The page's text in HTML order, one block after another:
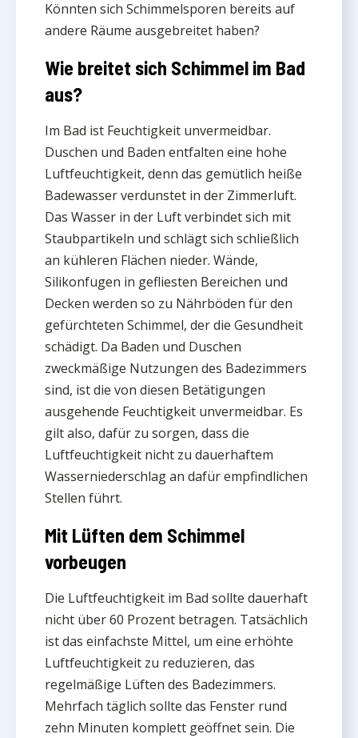
Könnten sich Schimmelsporen bereits auf
andere Räume ausgebreitet haben?
Wie breitet sich Schimmel im Bad
aus?
Im Bad ist Feuchtigkeit unvermeidbar.
Duschen und Baden entfalten eine hohe
Luftfeuchtigkeit, denn das gemütlich heiße
Badewasser verdunstet in der Zimmerluft.
Das Wasser in der Luft verbindet sich mit
Staubpartikeln und schlägt sich schließlich
an kühleren Flächen nieder. Wände,
Silikonfugen in gefliesten Bereichen und
Decken werden so zu Nährböden für den
gefürchteten Schimmel, der die Gesundheit
schädigt. Da Baden und Duschen
zweckmäßige Nutzungen des Badezimmers
sind, ist die von diesen Betätigungen
ausgehende Feuchtigkeit unvermeidbar. Es
gilt also, dafür zu sorgen, dass die
Luftfeuchtigkeit nicht zu dauerhaftem
Wasserniederschlag an dafür empfindlichen
Stellen führt.
Mit Lüften dem Schimmel
vorbeugen
Die Luftfeuchtigkeit im Bad sollte dauerhaft
nicht über 60 Prozent betragen. Tatsächlich
ist das einfachste Mittel, um eine erhöhte
Luftfeuchtigkeit zu reduzieren, das
regelmäßige Lüften des Badezimmers.
Mehrfach täglich sollte das Fenster rund
zehn Minuten komplett geöffnet sein. Die